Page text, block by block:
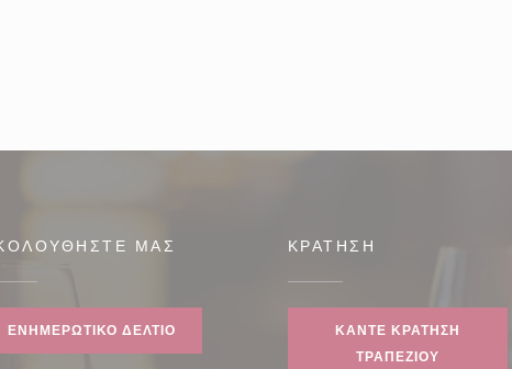
ΜΑΣ
ΕΝΗΜΕΡΩΤΙΚΌ ΔΕΛΤΊΟ
ΚΡΆΤΗΣΗ
ΚΆΝΤΕ ΚΡΆΤΗΣΗ
ΤΡΑΠΕΖΙΟΎ